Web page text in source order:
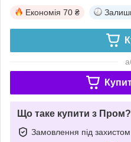
Економія 70 ₴
Що таке купити з Пром?
Замовлення під захистом